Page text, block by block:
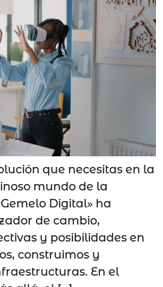
que necesitas en la
mundo de la
Digital» ha
de cambio,
y posibilidades en
construimos y
En el